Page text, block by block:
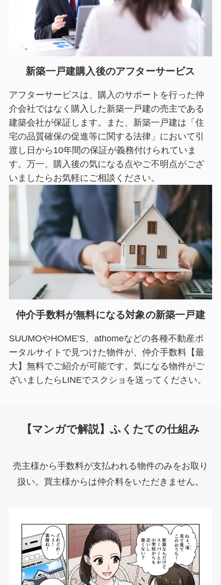
新築一戸建購入後のアフターサービス
アフターサービスは、購入のサポートを行った仲
介会社ではなく購入した新築一戸建の売主である
建築会社が保証します。また、新築一戸建は「住
宅の品質確保の促進等に関する法律」において引
渡し日から10年間の保証が義務付けられていま
す。万一、購入後の気になる点やご不明点がござ
いましたらお気軽にご相談ください。
仲介手数料が無料になる対象の新築一戸建
SUUMOやHOME’S、athomeなどの各種不動産ポ
ータルサイトで見つけた物件が、仲介手数料【最
大】無料でご紹介が可能です。気になる物件がご
ざいましたらLINEでスクショを送ってください。
【マンガで解説】ふくたての仕組み
売主様から手数料が支払われる物件のみをお取り
扱い。買主様からは仲介料をいただきません。